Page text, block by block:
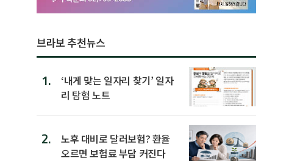
브라보 추천뉴스
1.
‘내게 맞는 일자리 찾기’ 일자
리 탐험 노트
2.
노후 대비로 달러보험? 환율
오르면 보험료 부담 커진다